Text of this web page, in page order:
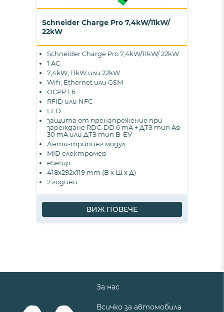
Schneider Charge Pro 7,4kW/11kW/
22kW
Schneider Charge Pro 7,4kW/11kW/ 22kW
1 AC
7,4kW, 11kW или 22kW
Wifi, Ethernet или GSM
OCPP 1.6
RFID или NFC
LED
защита от пренапрежение при
зареждане RDC-DD 6 mA + ДТЗ тип Asi
30 mA или ДТЗ тип B-EV
Анти-трипинг модул
MID електромер
eSetup
418x292x119 mm (В х Ш х Д)
2 години
ВИЖ ПОВЕЧЕ
За нас
Всичко за автомобила